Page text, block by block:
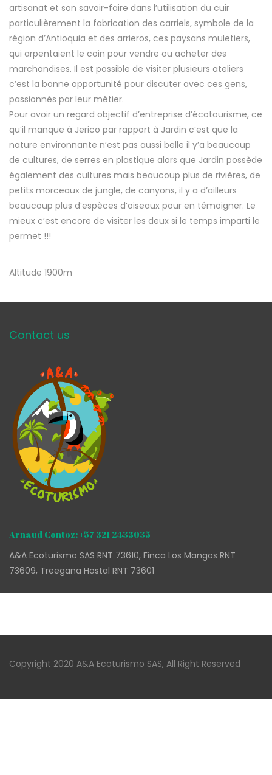
artisanat et son savoir-faire dans l’utilisation du cuir
particulièrement la fabrication des carriels, symbole de la
région d’Antioquia et des arrieros, ces paysans muletiers,
qui arpentaient le coin pour vendre ou acheter des
marchandises. Il est possible de visiter plusieurs ateliers
c’est la bonne opportunité pour discuter avec ces gens,
passionnés par leur métier.
Pour avoir un regard objectif d’entreprise d’écotourisme, ce
qu’il manque à Jerico par rapport à Jardin c’est que la
nature environnante n’est pas aussi belle il y’a beaucoup
de cultures, de serres en plastique alors que Jardin possède
également des cultures mais beaucoup plus de rivières, de
petits morceaux de jungle, de canyons, il y a d’ailleurs
beaucoup plus d’espèces d’oiseaux pour en témoigner. Le
mieux c’est encore de visiter les deux si le temps imparti le
permet !!!
Altitude 1900m
Contact us
Arnaud Contoz: +57 321 2433035
A&A Ecoturismo SAS RNT 73610, Finca Los Mangos RNT
73609, Treegana Hostal RNT 73601
Copyright 2020 A&A Ecoturismo SAS, All Right Reserved